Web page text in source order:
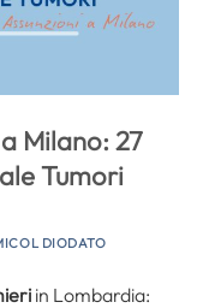
Milano: 27
Tumori
DIODATO
in Lombardia: